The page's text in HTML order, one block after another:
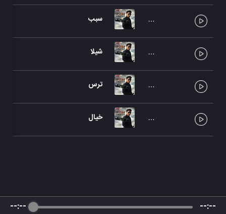
سبب
شیلا
ترس
خیال
--:-- --:--